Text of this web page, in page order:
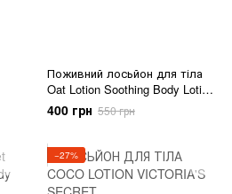
Поживний лосьйон для тіла
Oat Lotion Soothing Body Lotion
with Colloidal Oatmeal від
Victoria's Secret
400 грн 550 грн
−27%